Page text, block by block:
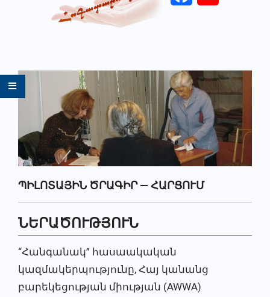
Navigation
ՊԻԼՈՏԱՅԻՆ ԾՐԱԳԻՐ — ՀԱՐՑՈՒՄ
ՆԵՐԱԾՈՒԹՅՈՒՆ
“Հանգանակ” հասաակական
կազմակերպությունը, Հայ կանանց
բարեկեցության միության (AWWA)